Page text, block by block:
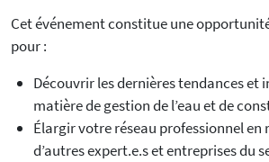
Cet événement constitue une
pour :
Découvrir les dernières tendances et
matière de gestion de l’eau et de
Élargir votre réseau professionnel
d’autres expert.e.s et entreprises du